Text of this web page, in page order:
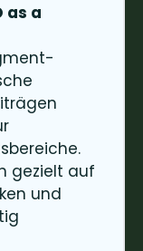
as a
gezielt auf
und